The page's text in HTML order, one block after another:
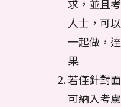
求，並且
人士，可
一起做，
果
若僅針對
可納入考慮